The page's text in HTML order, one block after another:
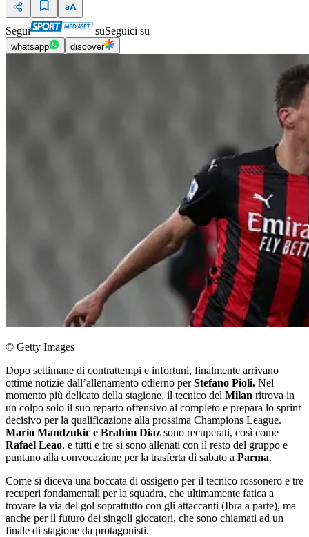
Segui suSeguici su
whatsapp discover
© Getty Images
Dopo settimane di contrattempi e infortuni, finalmente arrivano
ottime notizie dall’allenamento odierno perStefano Pioli. Nel
momento più delicato della stagione, il tecnico del Milan ritrova in
un colpo solo il suo reparto offensivo al completo e prepara lo sprint
decisivo per la qualificazione alla prossima Champions League.
Mario Mandzukic e Brahim Diaz sono recuperati, così come
Rafael Leao, e tutti e tre si sono allenati con il resto del gruppo e
puntano alla convocazione per la trasferta di sabato a Parma.
Come si diceva una boccata di ossigeno per il tecnico rossonero e tre
recuperi fondamentali per la squadra, che ultimamente fatica a
trovare la via del gol soprattutto con gli attaccanti (Ibra a parte), ma
anche per il futuro dei singoli giocatori, che sono chiamati ad un
finale di stagione da protagonisti.